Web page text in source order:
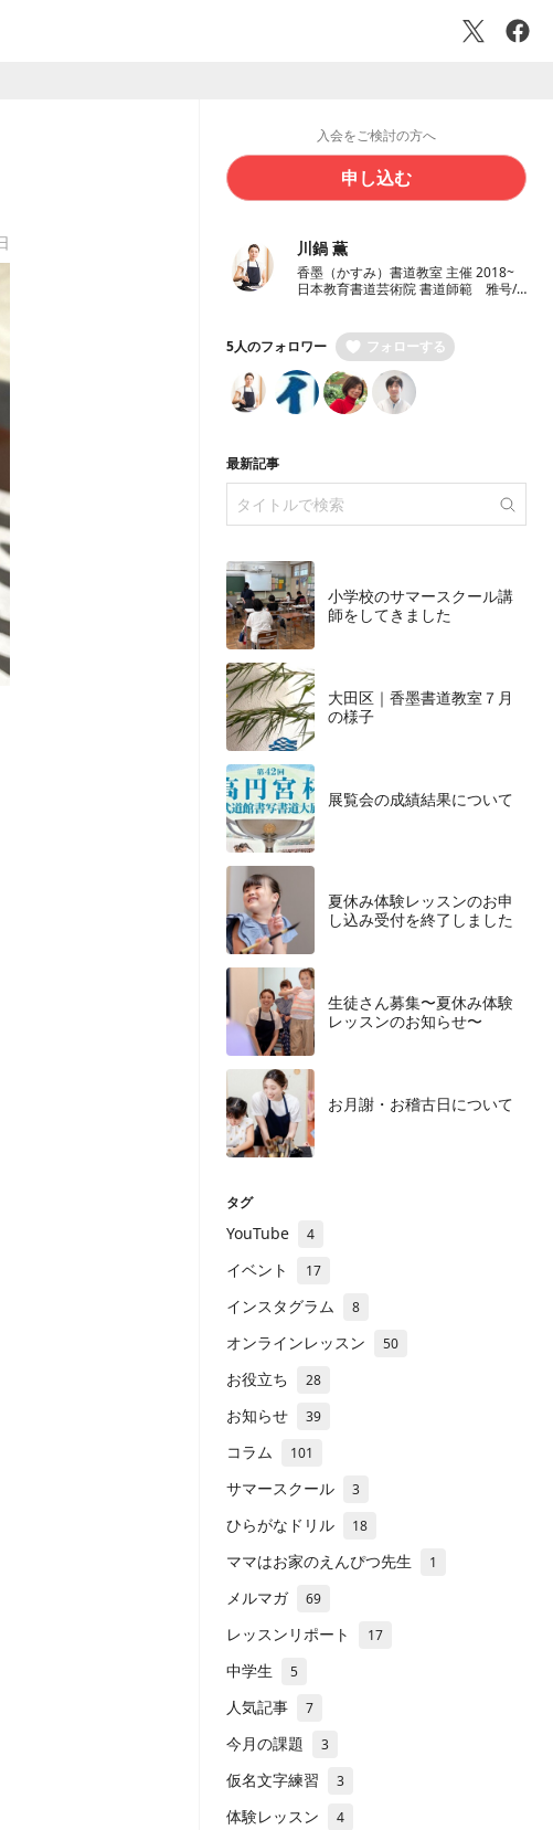
入会をご検討の方へ
申し込む
川鍋 薫
香墨（かすみ）書道教室 主催 2018~
日本教育書道芸術院 書道師範 雅号/
5人のフォロワー フォローする
最新記事
小学校のサマースクール講
師をしてきました
大田区｜香墨書道教室７月
の様子
展覧会の成績結果について
夏休み体験レッスンのお申
し込み受付を終了しました
生徒さん募集〜夏休み体験
レッスンのお知らせ〜
お月謝・お稽古日について
タグ
YouTube 4
イベント 17
インスタグラム 8
オンラインレッスン 50
お役立ち 28
お知らせ 39
コラム 101
サマースクール 3
ひらがなドリル 18
ママはお家のえんぴつ先生 1
メルマガ 69
レッスンリポート 17
中学生 5
人気記事 7
今月の課題 3
仮名文字練習 3
体験レッスン 4